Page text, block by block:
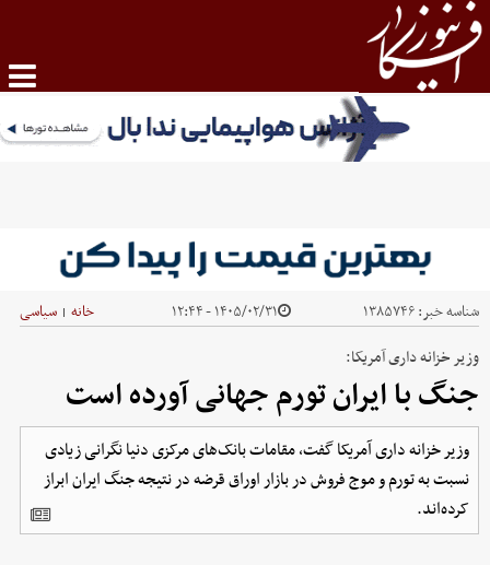
شناسه خبر:۱۳۸۵۷۴۶ ۱۴۰۵/۰۲/۳۱ - ۱۲:۴۴ خانه | سیاسی
وزیر خزانه داری آمریکا:
جنگ با ایران تورم جهانی آورده است
وزیر خزانه داری آمریکا گفت، مقامات بانک‌های مرکزی دنیا نگرانی زیادی
نسبت به تورم و موج فروش در بازار اوراق قرضه در نتیجه جنگ ایران ابراز
کرده‌اند.